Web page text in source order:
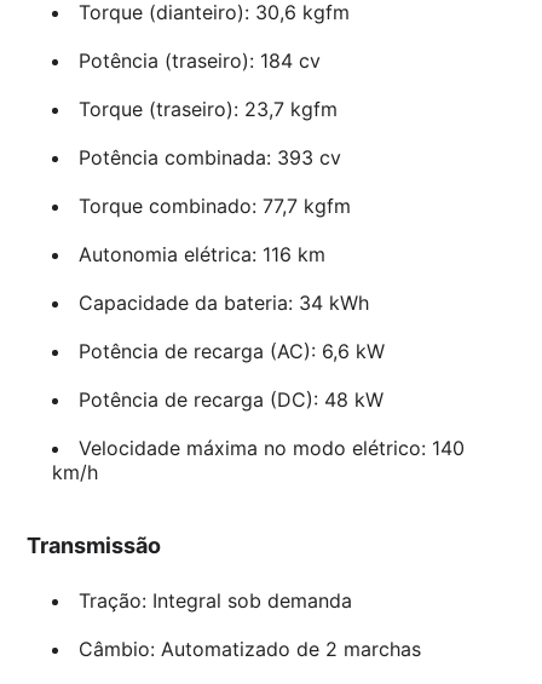
Torque (dianteiro): 30,6 kgfm
Potência (traseiro): 184 cv
Torque (traseiro): 23,7 kgfm
Potência combinada: 393 cv
Torque combinado: 77,7 kgfm
Autonomia elétrica: 116 km
Capacidade da bateria: 34 kWh
Potência de recarga (AC): 6,6 kW
Potência de recarga (DC): 48 kW
Velocidade máxima no modo elétrico: 140
km/h
Transmissão
Tração: Integral sob demanda
Câmbio: Automatizado de 2 marchas